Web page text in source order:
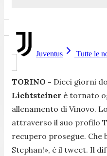
Juventus Tutte le
TORINO - Dieci giorni
Lichtsteiner è tornato
allenamento di Vinovo.
attraverso il suo profilo
recupero prosegue. Che
Stephan!», è il tweet. Il